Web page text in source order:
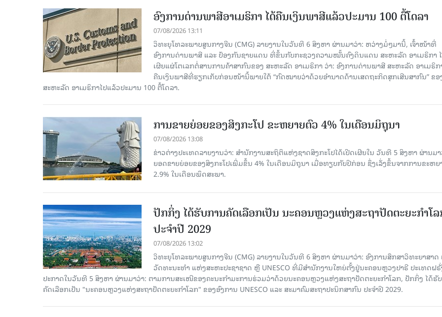
ອົງການດ່ານພາສີອາເມຣິກາ ໄດ້ຄືນເງິນພາສີແລ້ວປະມານ 100 ຕື້ໂດລາ
07/08/2026 13:11
ວິທະຍຸໂທລະພາບສູນກາງຈີນ (CMG) ລາຍງານໃນວັນທີ 6 ສິງຫາ ຜ່ານມາວ່າ: ຫວ່າງມໍ່ໆມານີ້, ເຈົ້າໜ້າທີ່
ອົງການດ່ານພາສີ ແລະ ປ້ອງກັນຊາຍແດນ ທີ່ຂຶ້ນກັບກະຊວງຄວາມໝັ້ນຄົງດິນແດນ ສະຫະລັດ ອາເມຣິກາ
ເຜີຍແຜ່ໂຕເລກຕໍ່ສານການຄ້າສາກົນຂອງ ສະຫະລັດ ອາເມຣິກາ ວ່າ: ອົງການດ່ານພາສີ ສະຫະລັດ ອາເມຣິກ
ຄືນເງິນພາສີທີ່ຮຽກເກັບກ່ອນໜ້ານີ້ພາຍໃຕ້ “ກົດໝາຍວ່າດ້ວຍອຳນາດດ້ານເສດຖະກິດສຸກເສີນສາກົນ” ຂອ
ສະຫະລັດ ອາເມຣິກາໄປແລ້ວປະມານ 100 ຕື້ໂດລາ.
ການຂາຍຍ່ອຍຂອງສິງກະໂປ ຂະຫຍາຍຕົວ 4% ໃນເດືອນມິຖຸນາ
07/08/2026 13:08
ຂ່າວຕ່າງປະເທດລາຍງານວ່າ: ສຳນັກງານສະຖິຕິແຫ່ງຊາດສິງກະໂປໄດ້ເປີດເຜີຍໃນ ວັນທີ 5 ສິງຫາ ຜ່ານມາ
ຍອດຂາຍຍ່ອຍຂອງສິງກະໂປເພີ່ມຂຶ້ນ 4% ໃນເດືອນມິຖຸນາ ເມື່ອທຽບກັບປີກ່ອນ ຊຶ່ງເລັ່ງຂຶ້ນຈາກການຂະຫຍ
2.9% ໃນເດືອນພຶດສະພາ.
ປັກກິ່ງ ໄດ້ຮັບການຄັດເລືອກເປັນ ນະຄອນຫຼວງແຫ່ງສະຖາປັດຕະຍະກຳໂ
ປະຈຳປີ 2029
07/08/2026 13:02
ວິທະຍຸໂທລະພາບສູນກາງຈີນ (CMG) ລາຍງານໃນວັນທີ 6 ສິງຫາ ຜ່ານມາວ່າ: ອົງການສຶກສາວິທະຍາສາດ
ວັດທະນະທຳ ແຫ່ງສະຫະປະຊາຊາດ ຫຼື UNESCO ທີ່ມີສຳນັກງານໃຫຍ່ຕັ້ງຢູ່ນະຄອນ​ຫຼວງປາຣີ ປະເທດຝຣັ່
ປະກາດໃນວັນທີ 5 ສິງຫາ ຜ່ານມາວ່າ: ຕາມການສະເໜີຂອງຄະນະກຳມະການຮ່ວມວ່າດ້ວຍນະຄອນຫຼວງແຫ່ງສະຖາປັດຕະຍະກຳໂລກ, ປັກກິ່ງ ໄດ້ຮັ
ຄັດ​ເລືອກເປັນ "ນະຄອນຫຼວງແຫ່ງສະຖາປັດຕະຍະກຳໂລກ" ຂອງອົງການ UNESCO ແລະ ສະມາ​ຄົມສະຖາປະນິກສາກົນ ປະຈຳປີ 2029.